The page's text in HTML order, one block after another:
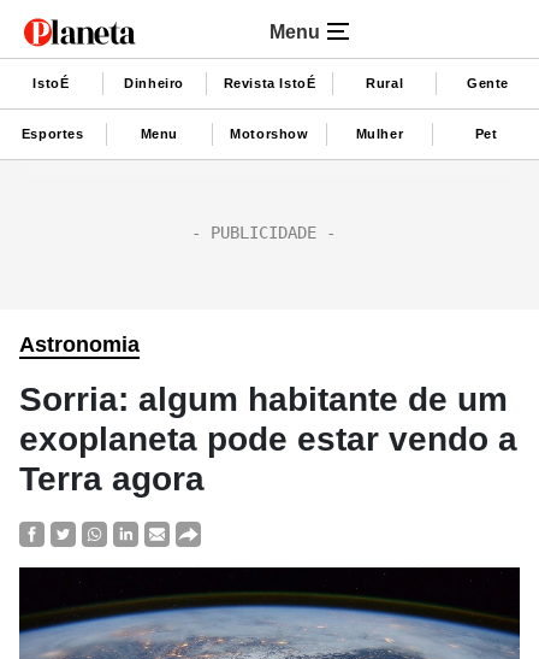
Menu
IstoÉ Dinheiro Revista IstoÉ Rural Gente
Esportes Menu Motorshow Mulher Pet
Astronomia
Sorria: algum habitante de um
exoplaneta pode estar vendo a
Terra agora